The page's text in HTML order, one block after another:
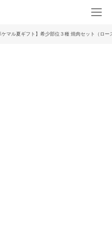
ケマル夏ギフト】希少部位３種 焼肉セット（ロ